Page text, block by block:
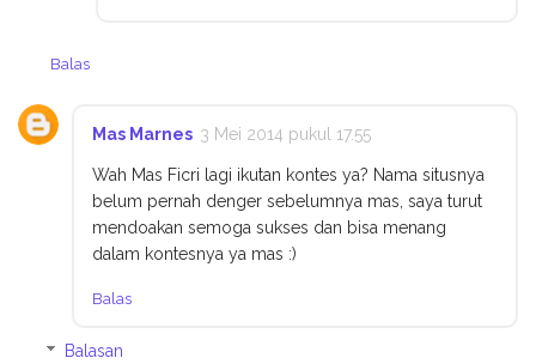
Balas
Mas Marnes 3 Mei 2014 pukul 17.55
Wah Mas Ficri lagi ikutan kontes ya? Nama situsnya
belum pernah denger sebelumnya mas, saya turut
mendoakan semoga sukses dan bisa menang
dalam kontesnya ya mas :)
Balas
Balasan